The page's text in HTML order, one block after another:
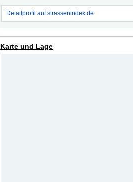
Detailprofil auf strassenindex.de
Karte und Lage